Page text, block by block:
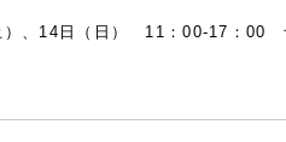
）、14日（日） 11：00-17：00